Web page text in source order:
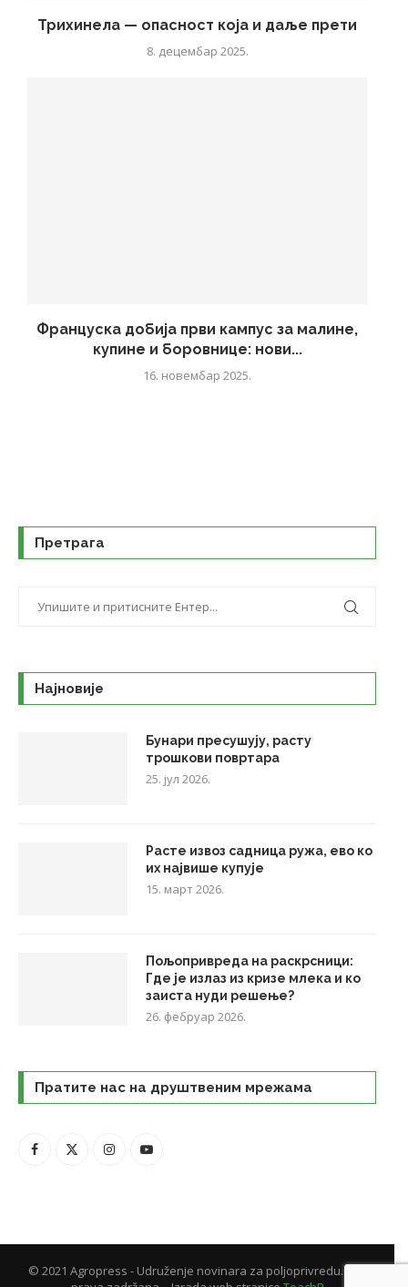
Трихинела — опасност која и даље прети
8. децембар 2025.
Француска добија први кампус за малине,
купине и боровнице: нови...
16. новембар 2025.
Претрага
Најновије
Бунари пресушују, расту
трошкови повртара
25. јул 2026.
Расте извоз садница ружа, ево ко
их највише купује
15. март 2026.
Пољопривреда на раскрсници:
Где је излаз из кризе млека и ко
заиста нуди решење?
26. фебруар 2026.
Пратите нас на друштвеним мрежама
© 2021 Agropress - Udruženje novinara za poljoprivredu. Sva